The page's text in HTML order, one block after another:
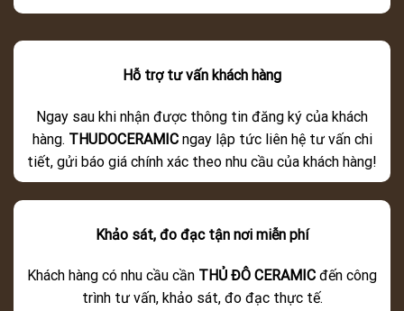
Hỗ trợ tư vấn khách hàng
Ngay sau khi nhận được thông tin đăng ký của khách
hàng. THUDOCERAMIC ngay lập tức liên hệ tư vấn chi
tiết, gửi báo giá chính xác theo nhu cầu của khách hàng!
Khảo sát, đo đạc tận nơi miễn phí
Khách hàng có nhu cầu cần THỦ ĐÔ CERAMIC đến công
trình tư vấn, khảo sát, đo đạc thực tế.